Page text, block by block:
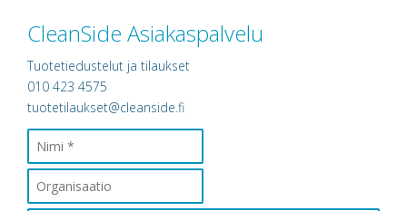
CleanSide Asiakaspalvelu
Tuotetiedustelut ja tilaukset
010 423 4575
tuotetilaukset@cleanside.fi